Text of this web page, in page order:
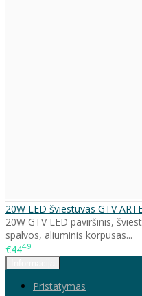
20W LED šviestuvas GTV
20W GTV LED paviršinis,
spalvos, aliuminis korpusas...
€4449
Pristatymas